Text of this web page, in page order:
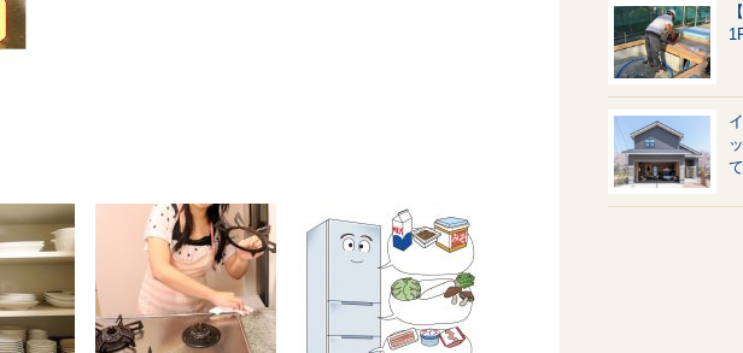
て